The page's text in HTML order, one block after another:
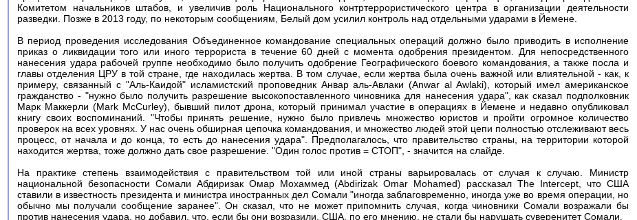
Комитетом начальников штабов, и увеличив роль Национального контртеррористического центра в организации деятельности
разведки. Позже в 2013 году, по некоторым сообщениям, Белый дом усилил контроль над отдельными ударами в Йемене.
В период проведения исследования Объединенное командование специальных операций должно было приводить в исполнение
приказ о ликвидации того или иного террориста в течение 60 дней с момента одобрения президентом. Для непосредственного
нанесения удара рабочей группе необходимо было получить одобрение Географического боевого командования, а также посла и
главы отделения ЦРУ в той стране, где находилась жертва. В том случае, если жертва была очень важной или влиятельной - как, к
примеру, связанный с "Аль-Каидой" исламистский проповедник Анвар аль-Авлаки (Anwar al Awlaki), который имел американское
гражданство - "нужно было получить разрешение высокопоставленного чиновника для нанесения удара", как сказал подполковник
Марк Маккерли (Mark McCurley), бывший пилот дрона, который принимал участие в операциях в Йемене и недавно опубликовал
книгу своих воспоминаний. "Чтобы принять решение, нужно было привлечь множество юристов и пройти огромное количество
проверок на всех уровнях. У нас очень обширная цепочка командования, и множество людей этой цепи полностью отслеживают весь
процесс, от начала и до конца, то есть до нанесения удара". Предполагалось, что правительство страны, на территории которой
находится жертва, тоже должно дать свое разрешение. "Один голос против = СТОП", - значится на слайде.
На практике степень взаимодействия с правительством той или иной страны варьировалась от случая к случаю. Министр
национальной безопасности Сомали Абдиризак Омар Мохаммед (Abdirizak Omar Mohamed) рассказал The Intercept, что США
ставили в известность президента и министра иностранных дел Сомали "иногда заблаговременно, иногда уже во время операции, но
обычно мы получали сообщение заранее". Он сказал, что не может припомнить случая, когда чиновники Сомали возражали бы
против нанесения удара, но добавил, что, если бы они возразили, США, по его мнению, не стали бы нарушать суверенитет Сомали.